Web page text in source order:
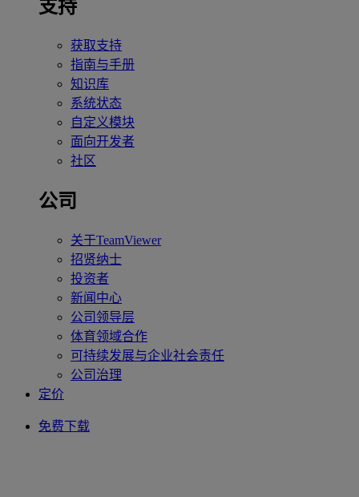
支持
获取支持
指南与手册
知识库
系统状态
自定义模块
面向开发者
社区
公司
关于TeamViewer
招贤纳士
投资者
新闻中心
公司领导层
体育领域合作
可持续发展与企业社会责任
公司治理
定价
免费下载